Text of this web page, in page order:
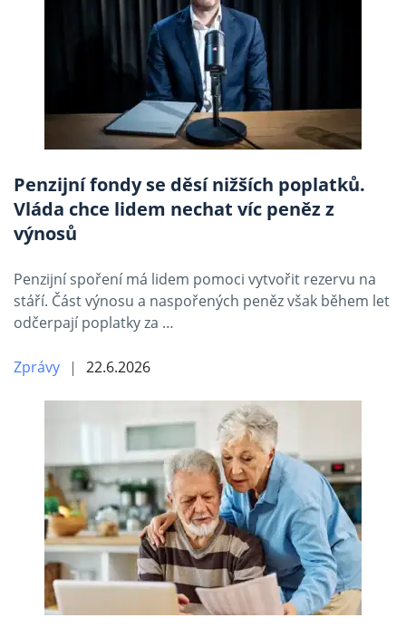
Penzijní fondy se děsí nižších poplatků.
Vláda chce lidem nechat víc peněz z
výnosů
Penzijní spoření má lidem pomoci vytvořit rezervu na
stáří. Část výnosu a naspořených peněz však během let
odčerpají poplatky za …
Zprávy 22.6.2026